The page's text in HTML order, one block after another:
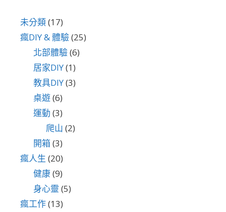
未分類(17)
瘋DIY & 體驗(25)
北部體驗(6)
居家DIY(1)
教具DIY(3)
桌遊(6)
運動 (3)
爬山 (2)
開箱(3)
瘋人生 (20)
健康(9)
身心靈 (5)
瘋工作(13)